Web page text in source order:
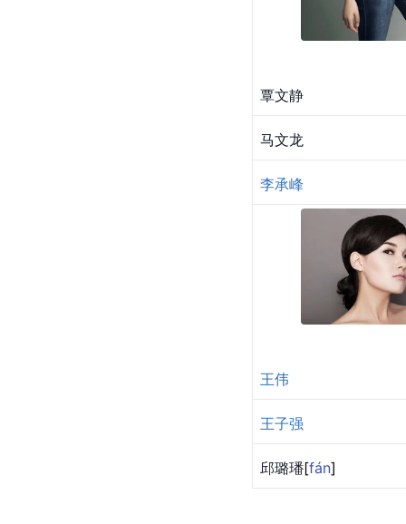
覃文静
马文龙
李承峰
王伟
王子强
邱璐璠[fán]